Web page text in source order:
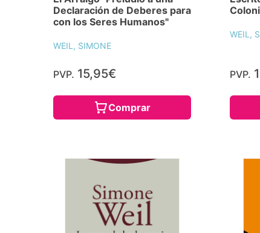
Declaración de Deberes para
con los Seres Humanos"
WEIL, SIMONE
PVP. 15,95€
Comprar
WEIL,
PVP.